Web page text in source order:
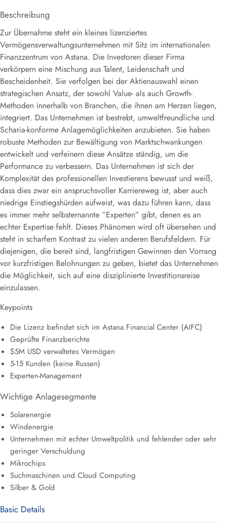
Beschreibung
Zur Übernahme steht ein kleines lizenziertes
Vermögensverwaltungsunternehmen mit Sitz im internationalen
Finanzzentrum von Astana. Die Investoren dieser Firma
verkörpern eine Mischung aus Talent, Leidenschaft und
Bescheidenheit. Sie verfolgen bei der Aktienauswahl einen
strategischen Ansatz, der sowohl Value- als auch Growth-
Methoden innerhalb von Branchen, die ihnen am Herzen liegen,
integriert. Das Unternehmen ist bestrebt, umweltfreundliche und
Scharia-konforme Anlagemöglichkeiten anzubieten. Sie haben
robuste Methoden zur Bewältigung von Marktschwankungen
entwickelt und verfeinern diese Ansätze ständig, um die
Performance zu verbessern. Das Unternehmen ist sich der
Komplexität des professionellen Investierens bewusst und weiß,
dass dies zwar ein anspruchsvoller Karriereweg ist, aber auch
niedrige Einstiegshürden aufweist, was dazu führen kann, dass
es immer mehr selbsternannte “Experten” gibt, denen es an
echter Expertise fehlt. Dieses Phänomen wird oft übersehen und
steht in scharfem Kontrast zu vielen anderen Berufsfeldern. Für
diejenigen, die bereit sind, langfristigen Gewinnen den Vorrang
vor kurzfristigen Belohnungen zu geben, bietet das Unternehmen
die Möglichkeit, sich auf eine disziplinierte Investitionsreise
einzulassen.
Keypoints
Die Lizenz befindet sich im Astana Financial Center (AIFC)
Geprüfte Finanzberichte
$5M USD verwaltetes Vermögen
5-15 Kunden (keine Russen)
Experten-Management
Wichtige Anlagesegmente
Solarenergie
Windenergie
Unternehmen mit echter Umweltpolitik und fehlender oder sehr
geringer Verschuldung
Mikrochips
Suchmaschinen und Cloud Computing
Silber & Gold
Basic Details